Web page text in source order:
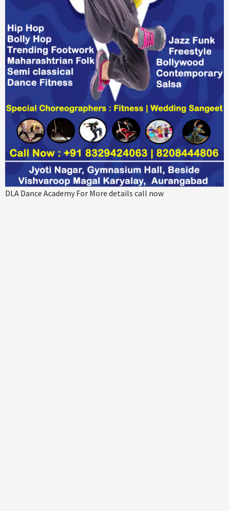
DLA Dance Academy For More details call now